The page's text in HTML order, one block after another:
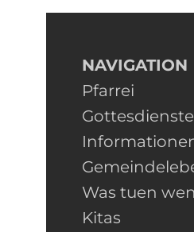
NAVIGATION
Pfarrei
Gottesdienste
Was tuen
Kitas